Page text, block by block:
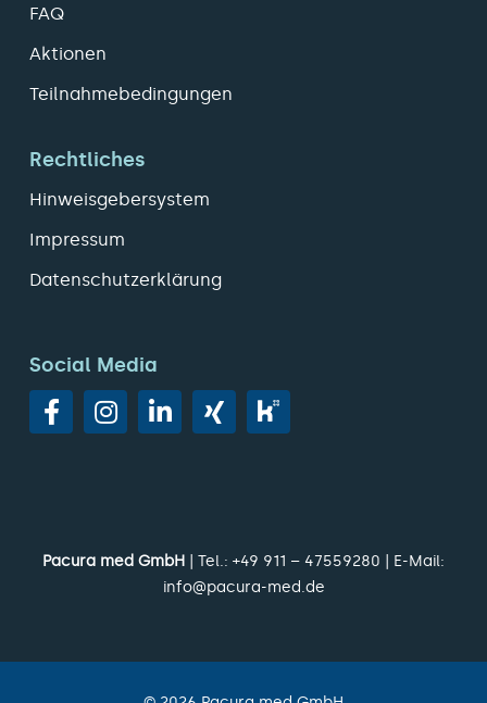
FAQ
Aktionen
Teilnahmebedingungen
Rechtliches
Hinweisgebersystem
Impressum
Datenschutzerklärung
Social Media
Pacura med GmbH | Tel.: +49 911 – 47559280 | E-Mail:
info@pacura-med.de